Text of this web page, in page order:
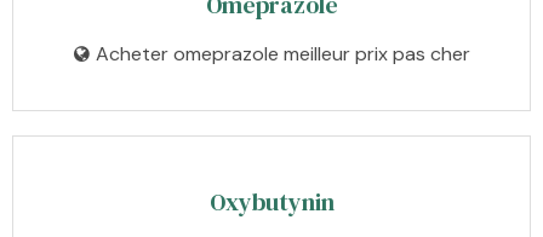
Acheter omeprazole meilleur prix pas cher
Oxybutynin